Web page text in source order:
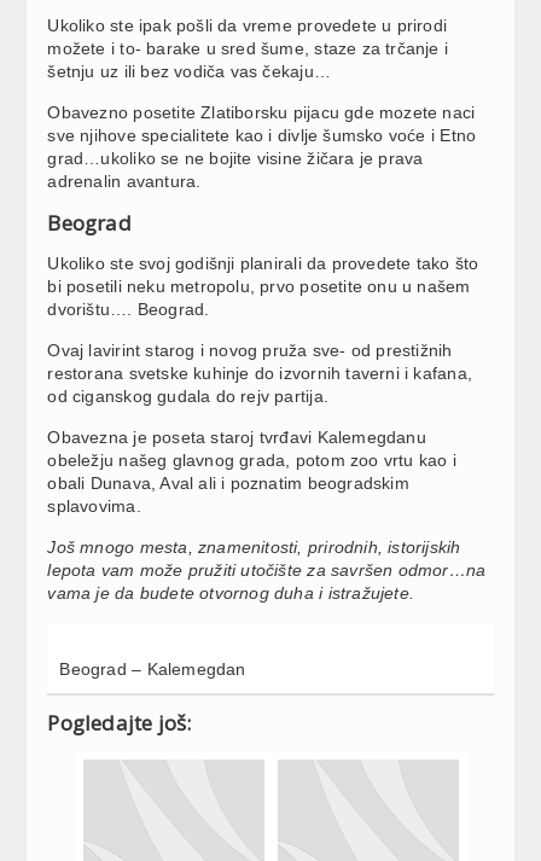
Ukoliko ste ipak pošli da vreme provedete u prirodi
možete i to- barake u sred šume, staze za trčanje i
šetnju uz ili bez vodiča vas čekaju…
Obavezno posetite Zlatiborsku pijacu gde mozete naci
sve njihove specialitete kao i divlje šumsko voće i Etno
grad…ukoliko se ne bojite visine žičara je prava
adrenalin avantura.
Beograd
Ukoliko ste svoj godišnji planirali da provedete tako što
bi posetili neku metropolu, prvo posetite onu u našem
dvorištu…. Beograd.
Ovaj lavirint starog i novog pruža sve- od prestižnih
restorana svetske kuhinje do izvornih taverni i kafana,
od ciganskog gudala do rejv partija.
Obavezna je poseta staroj tvrđavi Kalemegdanu
obeležju našeg glavnog grada, potom zoo vrtu kao i
obali Dunava, Aval ali i poznatim beogradskim
splavovima.
Još mnogo mesta, znamenitosti, prirodnih, istorijskih
lepota vam može pružiti utočište za savršen odmor…na
vama je da budete otvornog duha i istražujete.
Beograd – Kalemegdan
Pogledajte još: